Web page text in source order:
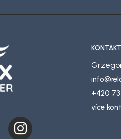
info@
+420
více